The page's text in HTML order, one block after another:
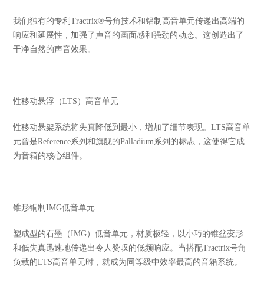
我们独有的专利Tractrix®号角技术和铝制高音单元传递出高端的
响应和延展性，加强了声音的画面感和强劲的动态。这创造出了
干净自然的声音效果。
性移动悬浮（LTS）高音单元
性移动悬架系统将失真降低到最小，增加了细节表现。LTS高音单
元曾是Reference系列和旗舰的Palladium系列的标志，这使得它成
为音箱的核心组件。
锥形铜制IMG低音单元
塑成型的石墨（IMG）低音单元，材质极轻，以小巧的锥盆变形
和低失真迅速地传递出令人赞叹的低频响应。当搭配Tractrix号角
负载的LTS高音单元时，就成为同等级中效率最高的音箱系统。